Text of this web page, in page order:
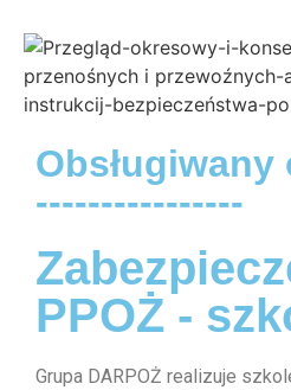
Obsługiwany
----------------
PPOŻ -
Grupa DARPOŻ realizuje